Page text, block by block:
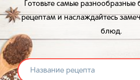
Готовьте самые
рецептам и наслаждайтесь
блюд.